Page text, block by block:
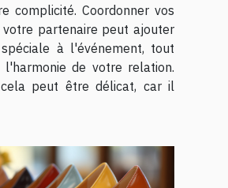
complicité. Coordonner vos
votre partenaire peut ajouter
à l'événement, tout
de votre relation.
cela peut être délicat, car il